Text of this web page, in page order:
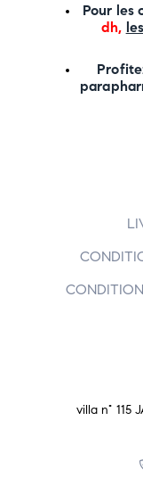
Pour les
dh,
villa n° 115